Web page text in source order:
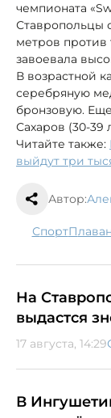
чемпионата
Ставропольцы
метров против
завоевала
В возрастной
серебряную
бронзовую.
Сахаров (30-39
Читайте также:
выйдут три
Автор:
спорт
На
выдастся
17 августа, 14:29
В